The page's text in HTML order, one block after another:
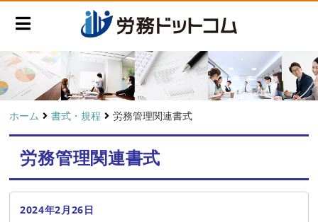
ホーム 書式・規程 労務管理関連書式
労務管理関連書式
2024年2月26日